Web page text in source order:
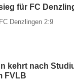
für FC
Denzlingen 2:9
kehrt nach
FVLB